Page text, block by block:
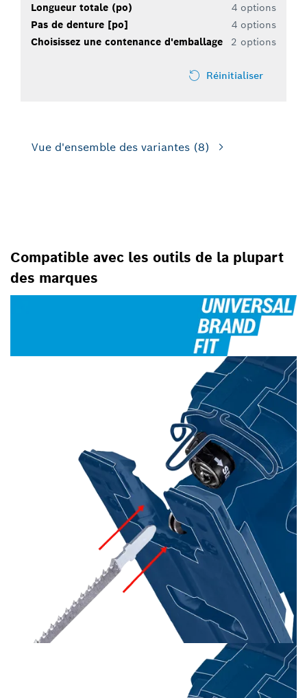
Longueur totale (po)
4 options
Pas de denture [po]
4 options
Choisissez une contenance d'emballage
2 options
Réinitialiser
Vue d'ensemble des variantes (8)
Compatible avec les outils de la plupart
des marques